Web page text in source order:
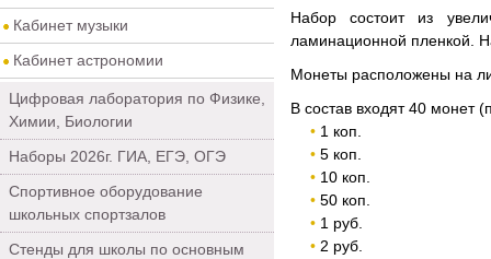
Кабинет музыки
Кабинет астрономии
Цифровая лаборатория по Физике,
Химии, Биологии
Наборы 2026г. ГИА, ЕГЭ, ОГЭ
Спортивное оборудование
школьных спортзалов
Стенды для школы по основным
Набор состоит из
ламинационной пленкой.
Монеты расположены на
В состав входят 40 монет
1 коп.
5 коп.
10 коп.
50 коп.
1 руб.
2 руб.